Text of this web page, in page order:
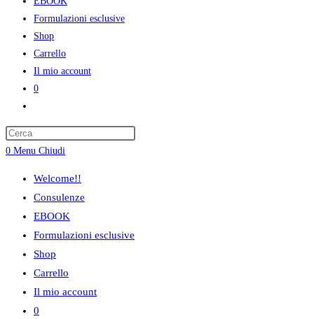
Formulazioni esclusive
Shop
Carrello
Il mio account
0
ricerca
sul
sito
web
0 Menu Chiudi
Welcome!!
Consulenze
EBOOK
Formulazioni esclusive
Shop
Carrello
Il mio account
0